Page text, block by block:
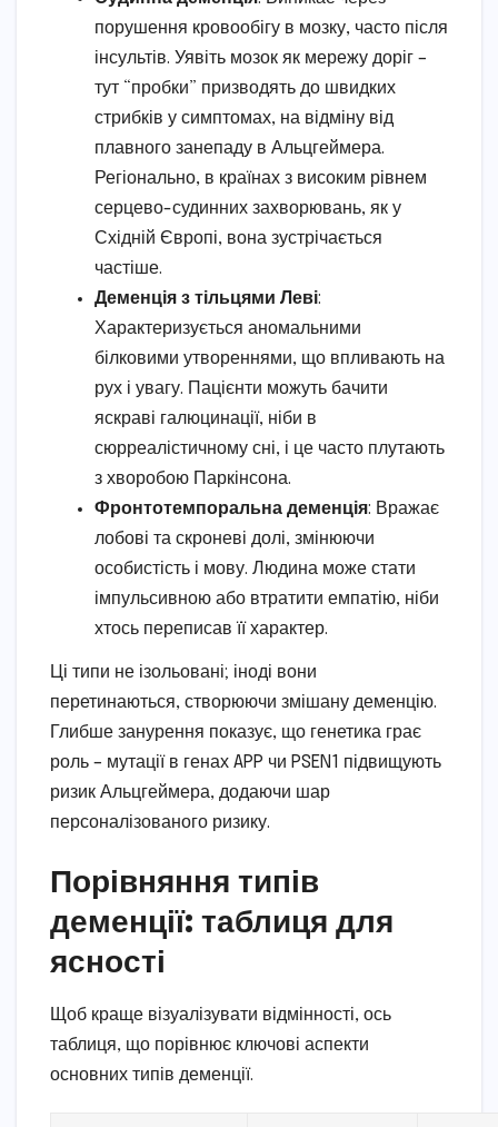
порушення кровообігу в мозку, часто після
інсультів. Уявіть мозок як мережу доріг –
тут “пробки” призводять до швидких
стрибків у симптомах, на відміну від
плавного занепаду в Альцгеймера.
Регіонально, в країнах з високим рівнем
серцево-судинних захворювань, як у
Східній Європі, вона зустрічається
частіше.
Деменція з тільцями Леві:
Характеризується аномальними
білковими утвореннями, що впливають на
рух і увагу. Пацієнти можуть бачити
яскраві галюцинації, ніби в
сюрреалістичному сні, і це часто плутають
з хворобою Паркінсона.
Фронтотемпоральна деменція: Вражає
лобові та скроневі долі, змінюючи
особистість і мову. Людина може стати
імпульсивною або втратити емпатію, ніби
хтось переписав її характер.
Ці типи не ізольовані; іноді вони
перетинаються, створюючи змішану деменцію.
Глибше занурення показує, що генетика грає
роль – мутації в генах APP чи PSEN1 підвищують
ризик Альцгеймера, додаючи шар
персоналізованого ризику.
Порівняння типів
деменції: таблиця для
ясності
Щоб краще візуалізувати відмінності, ось
таблиця, що порівнює ключові аспекти
основних типів деменції.